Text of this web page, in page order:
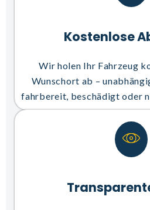
Kostenlose
Wir holen Ihr Fahrzeug
Wunschort ab –
fahrbereit, beschädigt oder